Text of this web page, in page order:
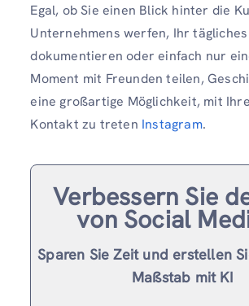
Egal, ob Sie einen Blick hinter die
Unternehmens werfen, Ihr tägliches
dokumentieren oder einfach nur
Moment mit Freunden teilen,
eine großartige Möglichkeit, mit
Kontakt zu treten Instagram.
Verbessern Sie
von Social
Sparen Sie Zeit und erstellen
Maßstab mit KI